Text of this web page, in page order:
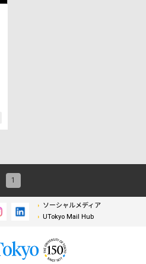
1
ソーシャルメディア
UTokyo Mail Hub